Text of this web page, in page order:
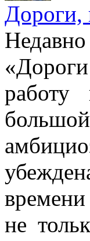
Дороги,
работу
не